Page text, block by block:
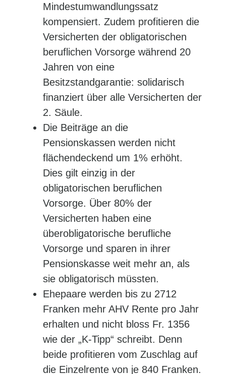
Mindestumwandlungssatz
kompensiert. Zudem profitieren die
Versicherten der obligatorischen
beruflichen Vorsorge während 20
Jahren von eine
Besitzstandgarantie: solidarisch
finanziert über alle Versicherten der
2. Säule.
Die Beiträge an die
Pensionskassen werden nicht
flächendeckend um 1% erhöht.
Dies gilt einzig in der
obligatorischen beruflichen
Vorsorge. Über 80% der
Versicherten haben eine
überobligatorische berufliche
Vorsorge und sparen in ihrer
Pensionskasse weit mehr an, als
sie obligatorisch müssten.
Ehepaare werden bis zu 2712
Franken mehr AHV Rente pro Jahr
erhalten und nicht bloss Fr. 1356
wie der „K-Tipp“ schreibt. Denn
beide profitieren vom Zuschlag auf
die Einzelrente von je 840 Franken.